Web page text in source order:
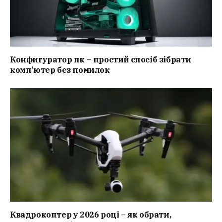
Конфигуратор пк – простий спосіб зібрати
комп’ютер без помилок
Квадрокоптер у 2026 році – як обрати,